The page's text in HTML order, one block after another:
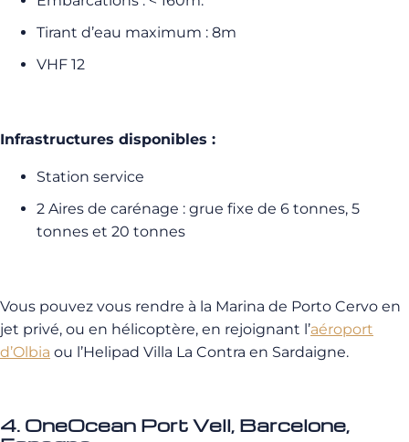
Tirant d’eau maximum : 8m
VHF 12
Infrastructures disponibles :
Station service
2 Aires de carénage : grue fixe de 6 tonnes, 5
tonnes et 20 tonnes
Vous pouvez vous rendre à la Marina de Porto Cervo en
jet privé, ou en hélicoptère, en rejoignant l’aéroport
d’Olbia ou l’Helipad Villa La Contra en Sardaigne.
4. OneOcean Port Vell, Barcelone,